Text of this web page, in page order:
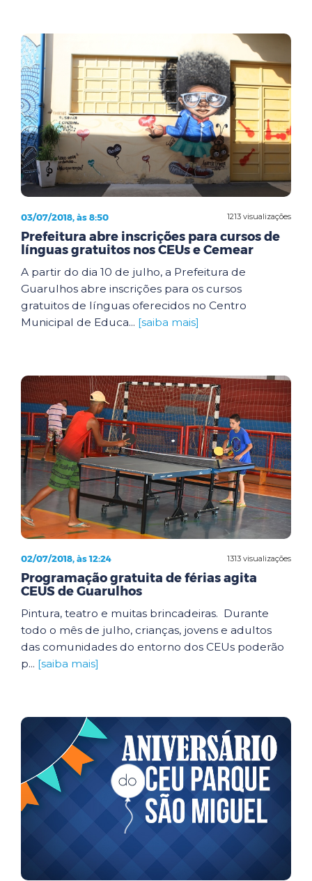
1213 visualizações
03/07/2018, às 8:50
Prefeitura abre inscrições para cursos de
línguas gratuitos nos CEUs e Cemear
A partir do dia 10 de julho, a Prefeitura de
Guarulhos abre inscrições para os cursos
gratuitos de línguas oferecidos no Centro
Municipal de Educa... [saiba mais]
1313 visualizações
02/07/2018, às 12:24
Programação gratuita de férias agita
CEUS de Guarulhos
Pintura, teatro e muitas brincadeiras. Durante
todo o mês de julho, crianças, jovens e adultos
das comunidades do entorno dos CEUs poderão
p... [saiba mais]